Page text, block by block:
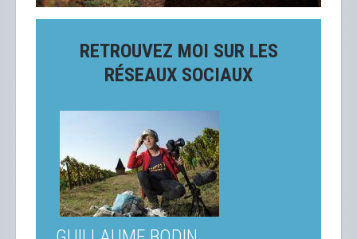
RETROUVEZ MOI SUR LES
RÉSEAUX SOCIAUX